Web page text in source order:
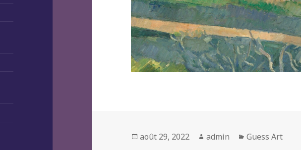
Posted
août 29, 2022 Author
admin Categories
Guess Art